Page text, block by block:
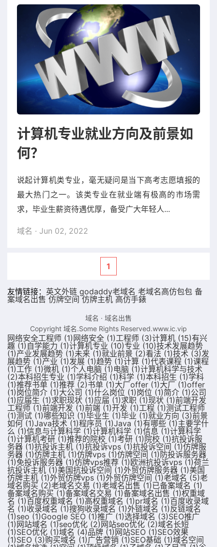
计算机专业就业方向及前景如
何？
说起计算机类专业，毫无疑问是当下高考志愿填报的
最大热门之一。该类专业在就业端有极高的市场需
求，毕业生薪资待遇优厚，备受广大年轻人...
域名 · Jun 02, 2022
1
友情链接： 英文外链 godaddy老域名 老域名高仿包包 备
案域名出售 仿牌空间 仿牌主机 高仿手錶
域名 · 域名出售
Copyright 域名.Some Rights Reserved.www.ic.vip
网络安全工程师 (1)网络安全 (1)工程师 (3)计算机 (15)有兴
趣 (1) 自学能力 (1)计算机专业 (10)专业 (10)技术发展趋势
(1)产业发展趋势 (1)未来 (1)就业前景 (2)看法 (1)技术 (3)发
展趋势 (1)产业 (1)发展 (1)趋势 (1)计算 (1)代表课程 (1)课程
(1)工作 (1)微机 (1)个人电脑 (1) 电脑 (1)计算机科学与技术
(2)本科招生专业 (1)学科介绍 (1)科学 (1)本科招生 (1)学科
(1)推荐书单 (1)推荐 (2)书单 (1)大厂offer (1)大厂 (1)offer
(1)岗位简介 (1)大公司 (1)什么岗位 (1)岗位 (1)简介 (1)公司
(1)应届生 (1)求职现状 (1)应届 (1)求职 (1)现状 (1)前端开发
工程师 (1)前端开发 (1)前端 (1)开发 (1)工程 (1)测试工程师
(1)测试 (1)哪些知识 (1)毕业生 (1)毕业 (1)就业方向 (3)前景
如何 (1)Java技术 (1)程序员 (1)Java (1)有哪些 (1)主要学什
么 (1)信息与计算科学 (1)计算机科学 (1)信息 (1)计算科学
(1)计算机考研 (1)推荐的院校 (1)考研 (1)院校 (1)抗投诉服
务器 (1)抗投诉主机 (1)抗投诉vps (1)抗投诉空间 (1)仿牌服
务器 (1)仿牌主机 (1)仿牌vps (1)仿牌空间 (1)防投诉服务器
(1)免投诉服务器 (1)仿牌vps推荐 (1)欧洲抗投诉vps (1)荷兰
抗投诉主机 (1)美国抗投诉空间 (1)外贸仿牌服务器 (1)美国
仿牌主机 (1)外贸仿牌vps (1)外贸仿牌空间 (1)老域名 (5)老
域名购买 (2)老域名交易 (1)老域名出售 (1)已备案域名 (1)
备案域名购买 (1)备案域名交易 (1)备案域名出售 (1)权重域
名 (1)百度权重域名 (1)高权重域名 (1)pr域名 (1)百度收录域
名 (1)收录域名 (1)搜狗收录域名 (1)外链域名 (1) 反链域名
(1)seo (1)Google SEO (1)推广 (1)选择域名 (3)SEO推广
(1)网站域名 (1)seo优化 (2)网站seo优化 (2)域名长短
(1)SEO优化 (1)域名 (4)品牌 (1)网站SEO (1)SEO效果
(1)SEO (3)购买域名 (1)广告营销 (1)SEO基础 (1)域名空间